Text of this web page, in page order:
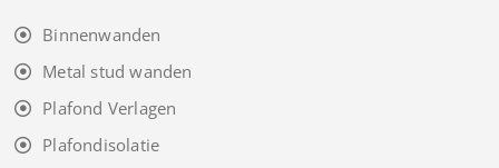
Binnenwanden
Metal stud wanden
Plafond Verlagen
Plafondisolatie